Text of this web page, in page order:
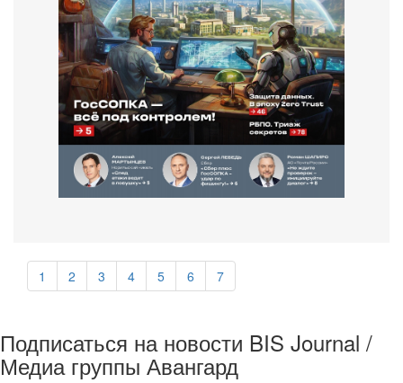
1 2 3 4 5 6 7
Подписаться на новости BIS Journal /
Медиа группы Авангард